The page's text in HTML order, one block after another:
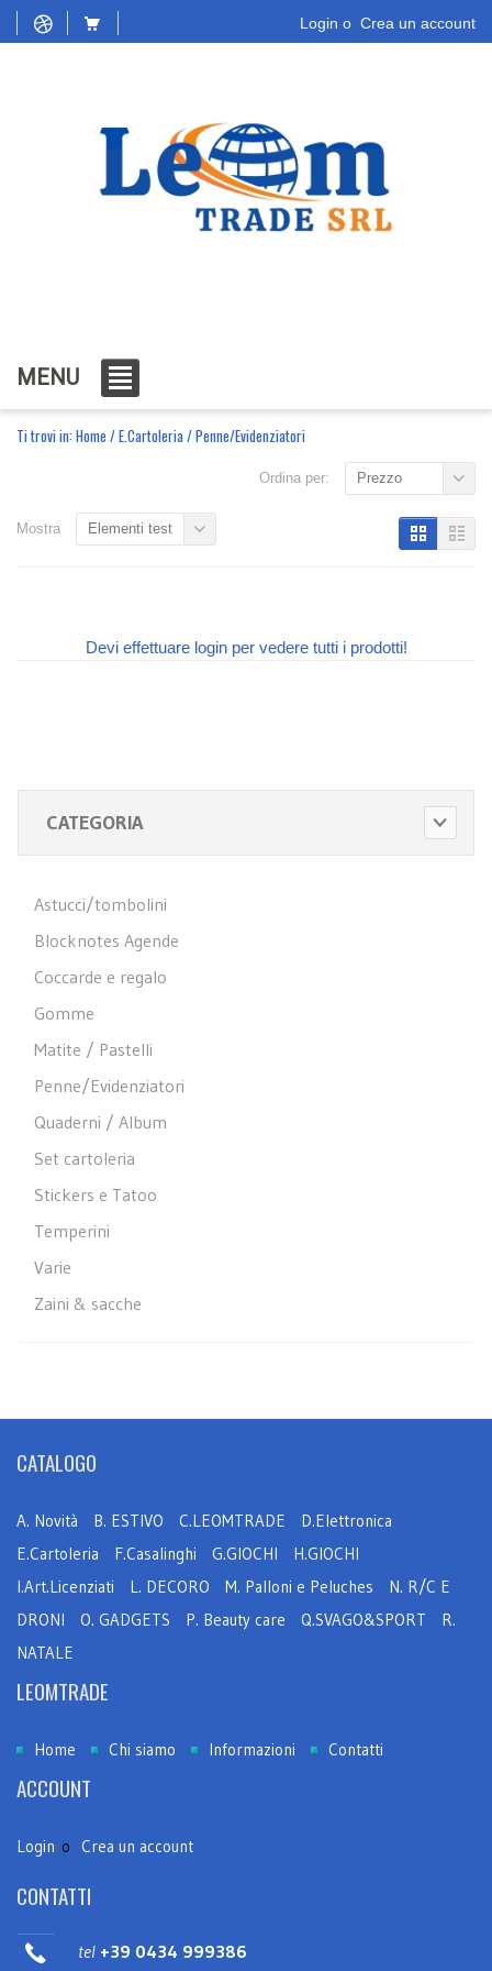
Login o Crea un account
MENU
Ti trovi in: Home /E.Cartoleria/Penne/Evidenziatori
Ordina per: Prezzo
Mostra Elementi test
Devi effettuare login per vedere tutti i prodotti!
CATEGORIA
Astucci/tombolini
Blocknotes Agende
Coccarde e regalo
Gomme
Matite / Pastelli
Penne/Evidenziatori
Quaderni / Album
Set cartoleria
Stickers e Tatoo
Temperini
Varie
Zaini & sacche
CATALOGO
A. Novità B. ESTIVO C.LEOMTRADE
D.Elettronica
E.Cartoleria
F.Casalinghi G.GIOCHI
H.GIOCHI
I.Art.Licenziati
L. DECORO M. Palloni e Peluches
N. R/C E
DRONI
O. GADGETS P. Beauty care Q.SVAGO&SPORT
R.
NATALE
LEOMTRADE
Home Chi siamo Informazioni Contatti
ACCOUNT
Login o Crea un account
CONTATTI
tel +39 0434 999386